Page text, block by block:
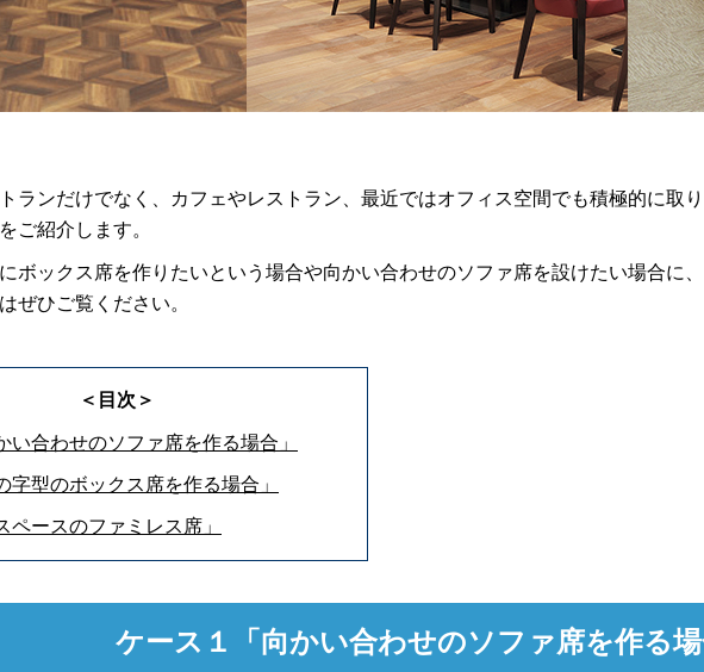
ランだけでなく、カフェやレストラン、最近ではオフィス空間でも積極的に取
ご紹介します。
ボックス席を作りたいという場合や向かい合わせのソファ席を設けたい場合に
ぜひご覧ください。
＜目次＞
い合わせのソファ席を作る場合」
字型のボックス席を作る場合」
ペースのファミレス席」
ケース１「向かい合わせのソファ席を作る